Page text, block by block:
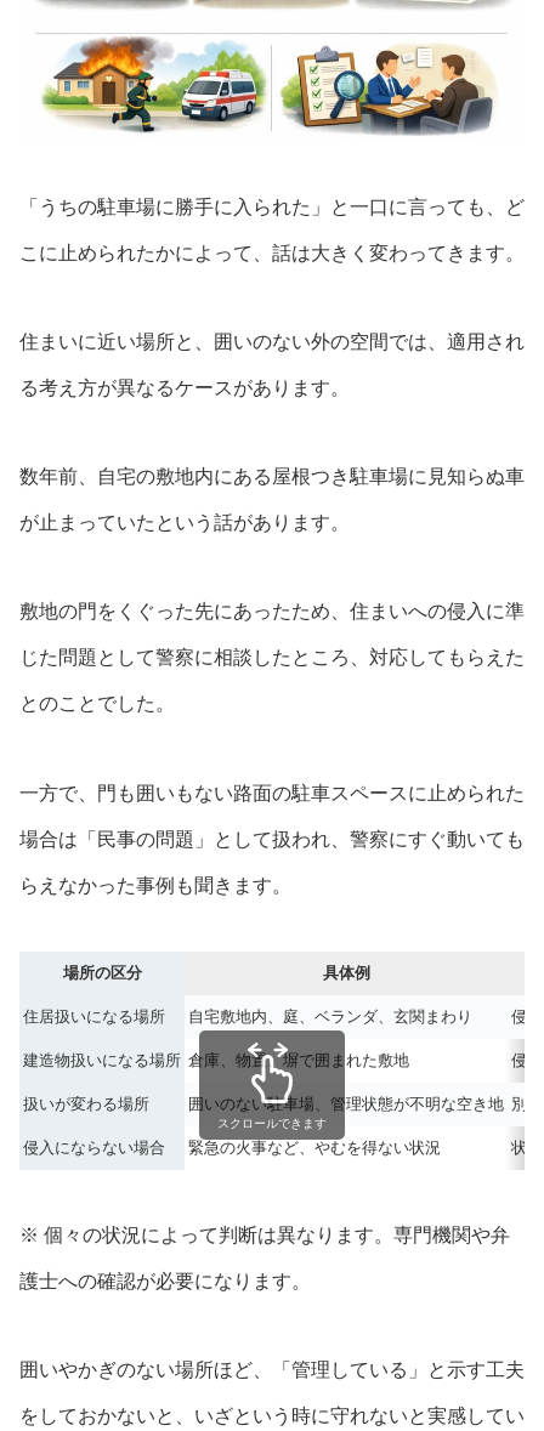
「うちの駐車場に勝手に入られた」と一口に言っても、ど
こに止められたかによって、話は大きく変わってきます。
住まいに近い場所と、囲いのない外の空間では、適用され
る考え方が異なるケースがあります。
数年前、自宅の敷地内にある屋根つき駐車場に見知らぬ車
が止まっていたという話があります。
敷地の門をくぐった先にあったため、住まいへの侵入に準
じた問題として警察に相談したところ、対応してもらえた
とのことでした。
一方で、門も囲いもない路面の駐車スペースに止められた
場合は「民事の問題」として扱われ、警察にすぐ動いても
らえなかった事例も聞きます。
場所の区分 具体例
住居扱いになる場所 自宅敷地内、庭、ベランダ、玄関まわり 侵
建造物扱いになる場所 倉庫、物置、塀で囲まれた敷地 侵
扱いが変わる場所 囲いのない駐車場、管理状態が不明な空き地 別
侵入にならない場合 緊急の火事など、やむを得ない状況 状
スクロールできます
※ 個々の状況によって判断は異なります。専門機関や弁
護士への確認が必要になります。
囲いやかぎのない場所ほど、「管理している」と示す工夫
をしておかないと、いざという時に守れないと実感してい